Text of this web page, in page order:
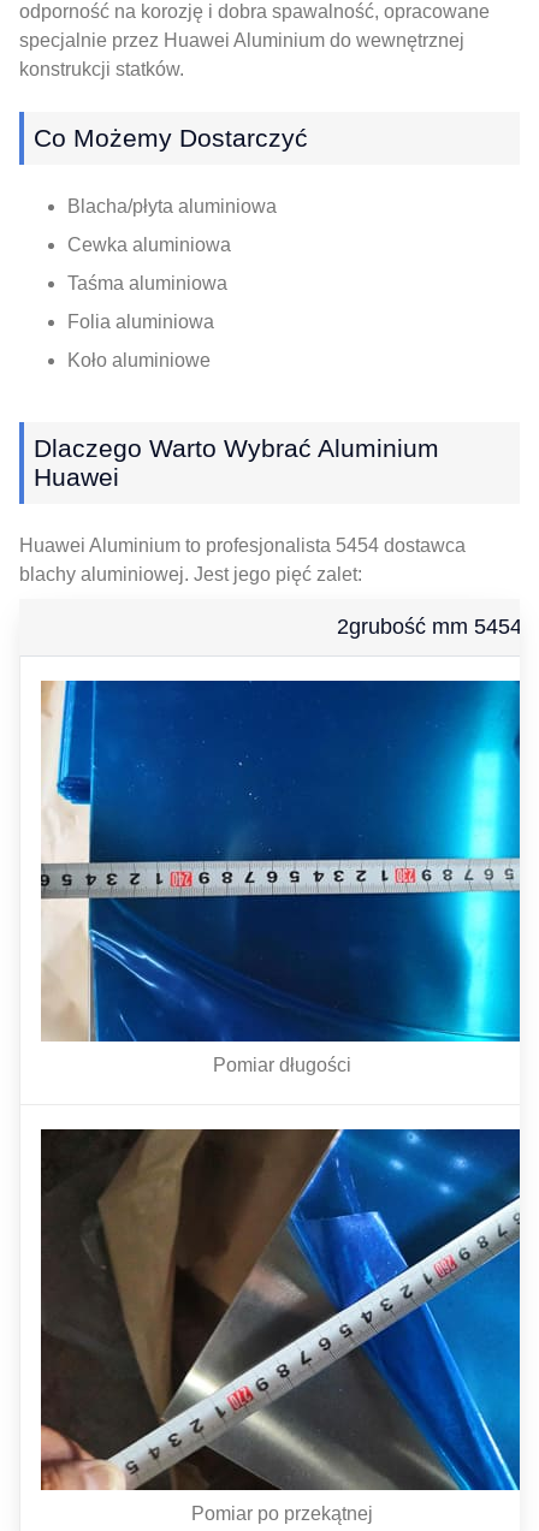
odporność na korozję i dobra spawalność, opracowane
specjalnie przez Huawei Aluminium do wewnętrznej
konstrukcji statków.
Co Możemy Dostarczyć
Blacha/płyta aluminiowa
Cewka aluminiowa
Taśma aluminiowa
Folia aluminiowa
Koło aluminiowe
Dlaczego Warto Wybrać Aluminium
Huawei
Huawei Aluminium to profesjonalista 5454 dostawca
blachy aluminiowej. Jest jego pięć zalet:
2grubość mm 5454
Pomiar długości
Pomiar po przekątnej